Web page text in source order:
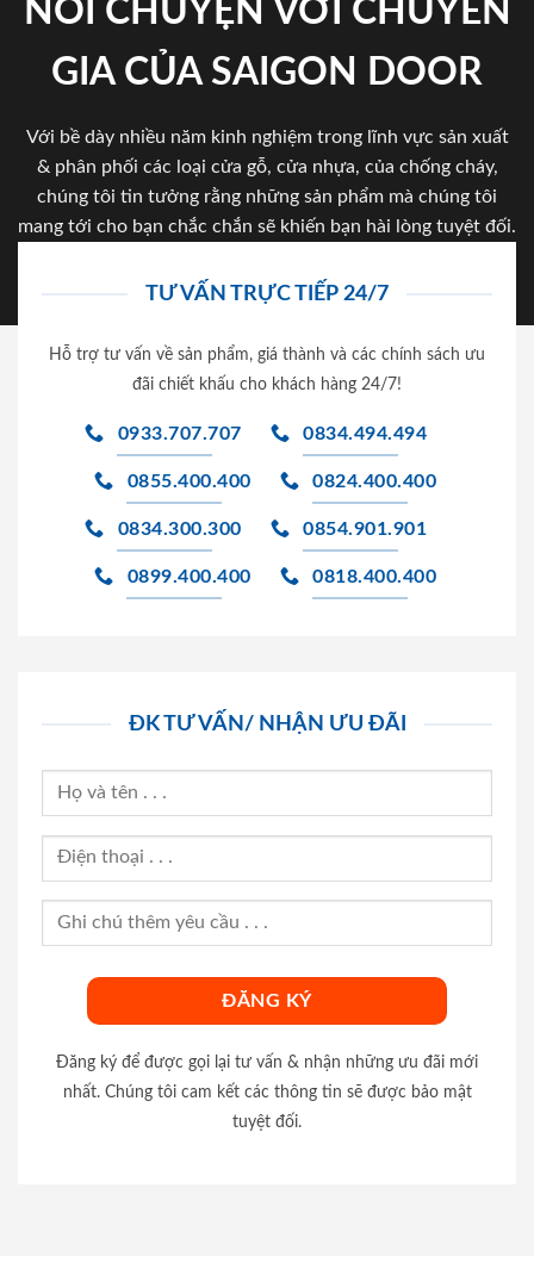
NÓI CHUYỆN VỚI CHUYÊN
GIA CỦA SAIGON DOOR
Với bề dày nhiều năm kinh nghiệm trong lĩnh vực sản xuất
& phân phối các loại cửa gỗ, cửa nhựa, của chống cháy,
chúng tôi tin tưởng rằng những sản phẩm mà chúng tôi
mang tới cho bạn chắc chắn sẽ khiến bạn hài lòng tuyệt đối.
TƯ VẤN TRỰC TIẾP 24/7
Hỗ trợ tư vấn về sản phẩm, giá thành và các chính sách ưu
đãi chiết khấu cho khách hàng 24/7!
0933.707.707 0834.494.494
0855.400.400 0824.400.400
0834.300.300 0854.901.901
0899.400.400 0818.400.400
ĐK TƯ VẤN/ NHẬN ƯU ĐÃI
Đăng ký để được gọi lại tư vấn & nhận những ưu đãi mới
nhất. Chúng tôi cam kết các thông tin sẽ được bảo mật
tuyệt đối.